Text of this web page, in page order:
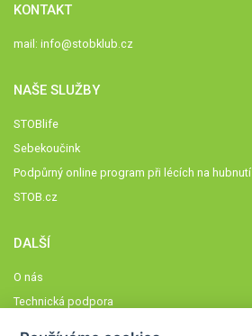
KONTAKT
mail: info@stobklub.cz
NAŠE SLUŽBY
STOBlife
Sebekoučink
Podpůrný online program při lécích na hubnutí
STOB.cz
DALŠÍ
O nás
Technická podpora